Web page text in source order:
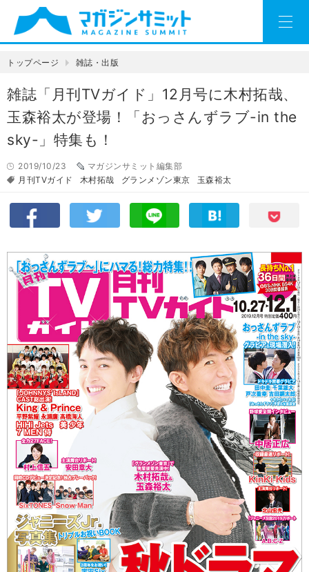
トップページ 雑誌・出版
雑誌「月刊TVガイド」12月号に木村拓哉、
玉森裕太が登場！「おっさんずラブ-in the
sky-」特集も！
2019/10/23
マガジンサミット編集部
月刊TVガイド
木村拓哉 グランメゾン東京 玉森裕太